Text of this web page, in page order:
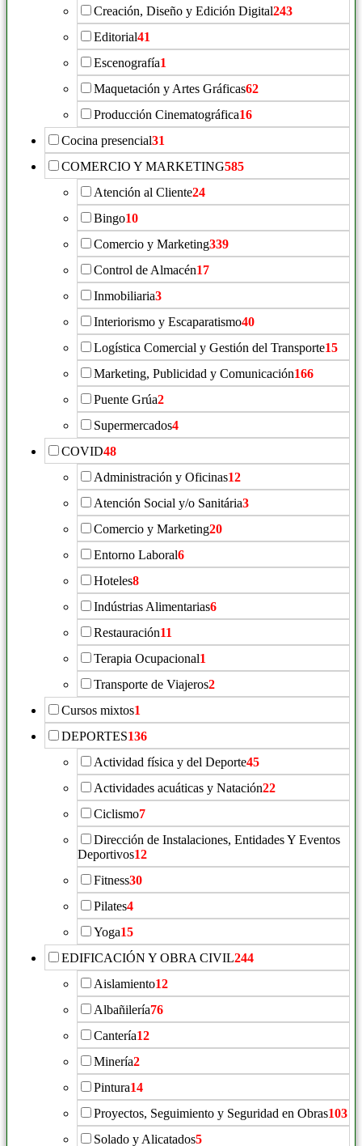
Creación, Diseño y Edición Digital243
Editorial41
Escenografía1
Maquetación y Artes Gráficas62
Producción Cinematográfica16
Cocina presencial31
COMERCIO Y MARKETING585
Atención al Cliente24
Bingo10
Comercio y Marketing339
Control de Almacén17
Inmobiliaria3
Interiorismo y Escaparatismo40
Logística Comercial y Gestión del Transporte15
Marketing, Publicidad y Comunicación166
Puente Grúa2
Supermercados4
COVID48
Administración y Oficinas12
Atención Social y/o Sanitária3
Comercio y Marketing20
Entorno Laboral6
Hoteles8
Indústrias Alimentarias6
Restauración11
Terapia Ocupacional1
Transporte de Viajeros2
Cursos mixtos1
DEPORTES136
Actividad física y del Deporte45
Actividades acuáticas y Natación22
Ciclismo7
Dirección de Instalaciones, Entidades Y Eventos
Deportivos12
Fitness30
Pilates4
Yoga15
EDIFICACIÓN Y OBRA CIVIL244
Aislamiento12
Albañilería76
Cantería12
Minería2
Pintura14
Proyectos, Seguimiento y Seguridad en Obras103
Solado y Alicatados5